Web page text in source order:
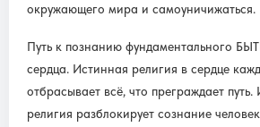
окружающего мира и самоуничижаться.
Путь к познанию фундаментального
сердца. Истинная религия в сердце
отбрасывает всё, что преграждает путь.
религия разблокирует сознание